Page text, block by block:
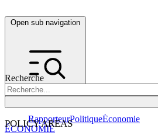
Open sub navigation
Recherche
POLICY AREAS
RapporteurPolitiqueÉconomie
ÉCONOMIE